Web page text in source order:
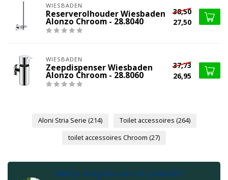
WIESBADEN
Reserverolhouder Wiesbaden
Alonzo Chroom - 28.8040
38,50
27,50
WIESBADEN
Zeepdispenser Wiesbaden
Alonzo Chroom - 28.8060
37,73
26,95
Aloni Stria Serie (214) Toilet accessoires (264)
toilet accessoires Chroom (27)
Heb je vragen over dit product?